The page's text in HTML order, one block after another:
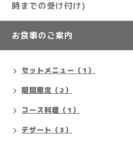
時までの受け付け)
お食事のご案内
セットメニュー（1）
期間限定（2）
コース料理（1）
デザート（3）